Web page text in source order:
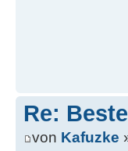
Re:
von Kafuzke